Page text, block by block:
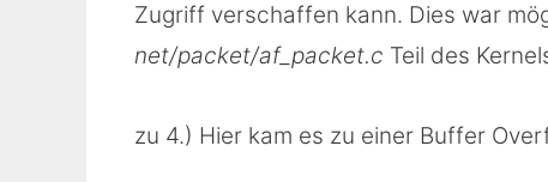
Zugriff verschaffen kann. Dies war
net/packet/af_packet.c Teil des
zu 4.) Hier kam es zu einer Buffer